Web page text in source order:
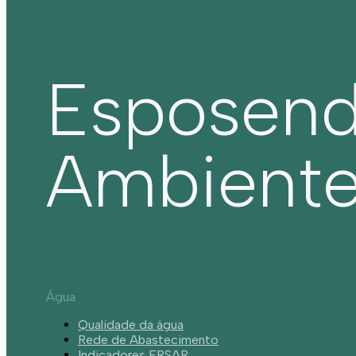
Água
Qualidade da água
Rede de Abastecimento